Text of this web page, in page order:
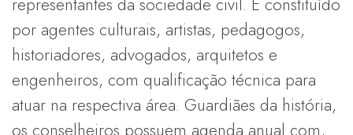
por agentes culturais, artistas, pedagogos,
historiadores, advogados, arquitetos e
engenheiros, com qualificação técnica para
atuar na respectiva área. Guardiães da história,
os conselheiros possuem agenda anual com,